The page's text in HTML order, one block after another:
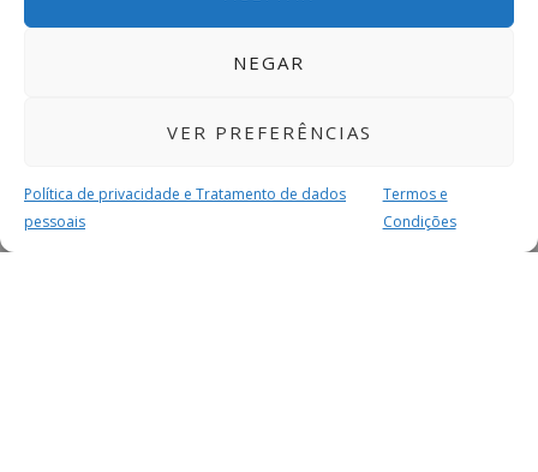
NEGAR
VER PREFERÊNCIAS
Política de privacidade e Tratamento de dados
pessoais
Termos e
Condições